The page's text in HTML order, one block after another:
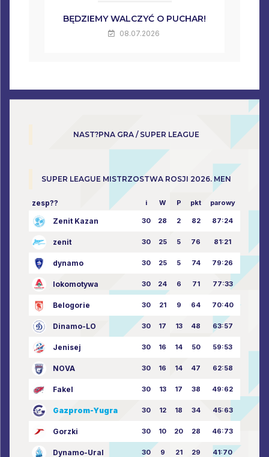
BĘDZIEMY WALCZYĆ O PUCHAR!
08.07.2026
NAST?PNA GRA / SUPER LEAGUE
SUPER LEAGUE MISTRZOSTWA ROSJI 2026. MEN
zesp?? i W P pkt parowy
Zenit Kazan 30 28 2 82 87:24
zenit 30 25 5 76 81:21
dynamo 30 25 5 74 79:26
lokomotywa 30 24 6 71 77:33
Belogorie 30 21 9 64 70:40
Dinamo-LO 30 17 13 48 63:57
Jenisej 30 16 14 50 59:53
NOVA 30 16 14 47 62:58
Fakel 30 13 17 38 49:62
Gazprom-Yugra 30 12 18 34 45:63
Gorzki 30 10 20 28 46:73
Dynamo-Ural 30 9 21 29 41:70